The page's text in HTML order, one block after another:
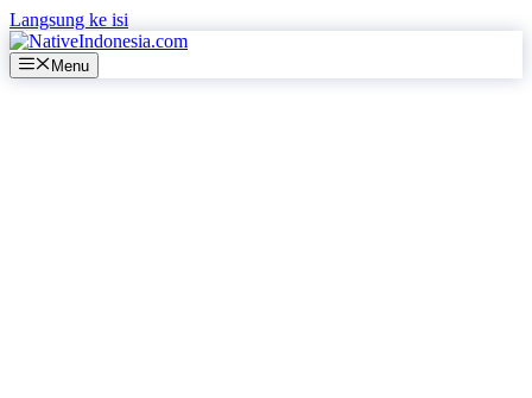
Langsung ke isi
Menu